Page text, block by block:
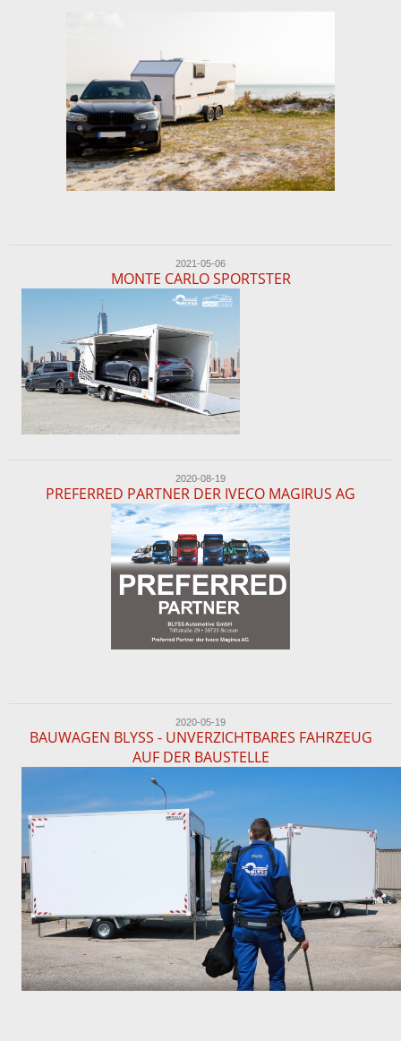
2021-05-06
MONTE CARLO SPORTSTER
2020-08-19
PREFERRED PARTNER DER IVECO MAGIRUS AG
2020-05-19
BAUWAGEN BLYSS - UNVERZICHTBARES FAHRZEUG
AUF DER BAUSTELLE